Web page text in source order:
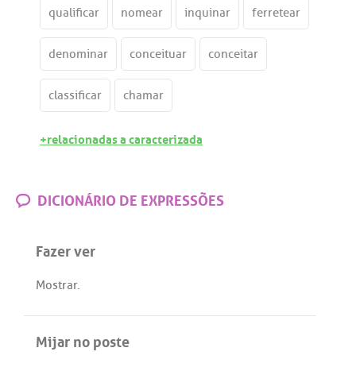
qualificar nomear inquinar ferretear
denominar conceituar conceitar
classificar chamar
+relacionadas a caracterizada
DICIONÁRIO DE EXPRESSÕES
Fazer ver
Mostrar.
Mijar no poste